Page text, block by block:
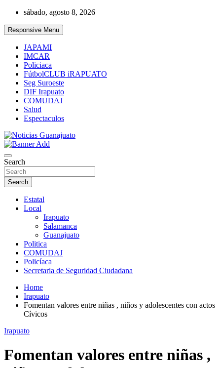
Skip
content
sábado, agosto 8, 2026
Responsive Menu
JAPAMI
IMCAR
Policiaca
FútbolCLUB iRAPUATO
Seg Suroeste
DIF Irapuato
COMUDAJ
Salud
Espectaculos
Noticias Guanajuato
Search
Search
Estatal
Local
Irapuato
Salamanca
Guanajuato
Politica
COMUDAJ
Policíaca
Secretaria de Seguridad Ciudadana
Home
Irapuato
Fomentan valores entre niñas , niños y adolescentes con actos
Cívicos
Irapuato
Fomentan valores entre niñas ,